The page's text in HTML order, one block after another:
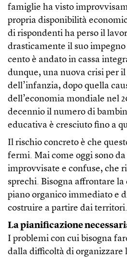
famiglie ha visto
propria disponibilità
di rispondenti ha perso il
drasticamente il suo
cento è andato in cassa
dunque, una nuova crisi per
dell’infanzia, dopo quella
dell’economia mondiale nel
decennio il numero di
educativa è cresciuto fino a
Il rischio concreto è che
fermi. Mai come oggi sono
improvvisate e confuse, che
sprechi. Bisogna affrontare
piano organico immediato e
costruire a partire dai territori.
La pianificazione
I problemi con cui bisogna
dalla difficoltà di organizzare